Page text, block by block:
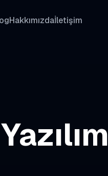
Hakkımızdaİletişim